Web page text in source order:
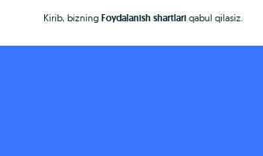
Kirib, bizning Foydalanish shartlariqabul qilasiz.